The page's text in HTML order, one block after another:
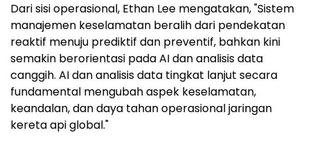
Dari sisi operasional, Ethan Lee mengatakan, "Sistem
manajemen keselamatan beralih dari pendekatan
reaktif menuju prediktif dan preventif, bahkan kini
semakin berorientasi pada AI dan analisis data
canggih. AI dan analisis data tingkat lanjut secara
fundamental mengubah aspek keselamatan,
keandalan, dan daya tahan operasional jaringan
kereta api global."